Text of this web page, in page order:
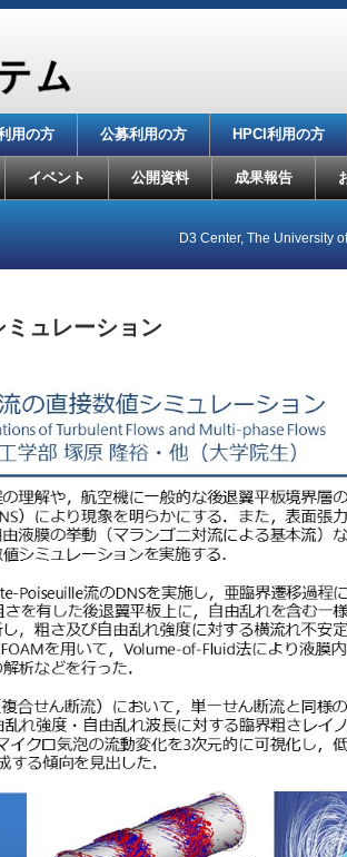
用の方 公募利用の方 HPCI利用の方
イベント 公開資料 成果報告
D3 Center, The University
ュレーション